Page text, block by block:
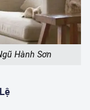
Hành Sơn